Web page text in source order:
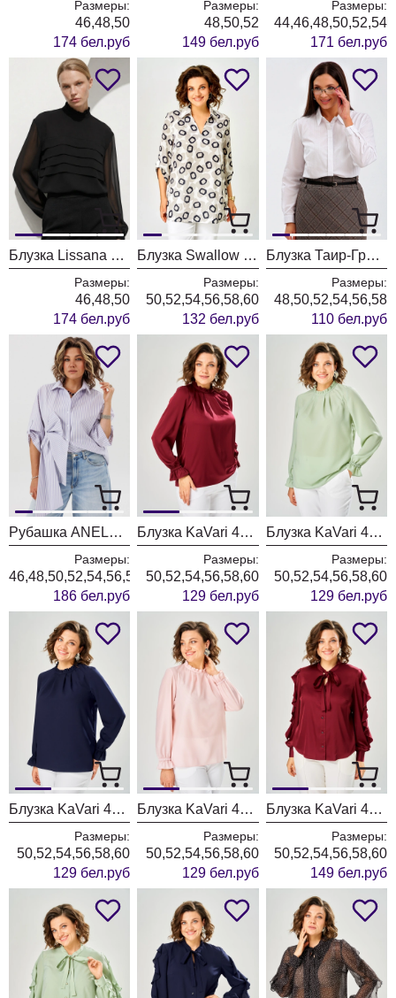
Размеры:
46,48,50
174 бел.руб
Размеры:
48,50,52
149 бел.руб
Размеры:
44,46,48,50,52,54
171 бел.руб
Блузка Lissana 5058 черный
Размеры:
46,48,50
174 бел.руб
Блузка Swallow 937 серая+принт квадраты
Размеры:
50,52,54,56,58,60
132 бел.руб
Блузка Таир-Гранд 62422 белый
Размеры:
48,50,52,54,56,58
110 бел.руб
Рубашка ANELLI LAUREL 1862 лаванда бант
Размеры:
46,48,50,52,54,56,58
186 бел.руб
Блузка KaVari 4035-3 бордовый
Размеры:
50,52,54,56,58,60
129 бел.руб
Блузка KaVari 4035-2 олива
Размеры:
50,52,54,56,58,60
129 бел.руб
Блузка KaVari 4035-1 темно-синий
Размеры:
50,52,54,56,58,60
129 бел.руб
Блузка KaVari 4035 розовый
Размеры:
50,52,54,56,58,60
129 бел.руб
Блузка KaVari 4034-3 бордовый
Размеры:
50,52,54,56,58,60
149 бел.руб